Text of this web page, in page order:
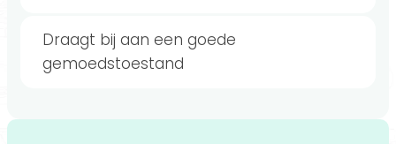
Draagt bij aan een goede
gemoedstoestand